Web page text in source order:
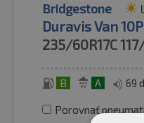
Bridgestone
Duravis Van
235/60R17C
B A 69
Porovnať